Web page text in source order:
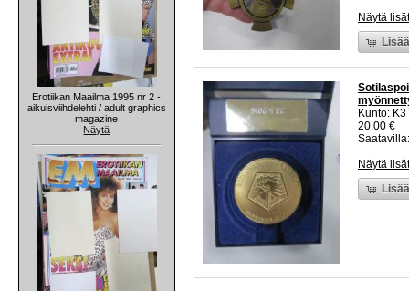
Erotiikan Maailma 1995 nr 2 -
aikuisviihdelehti / adult graphics
magazine
Näytä
Näytä
Kunto:
20.00 €
Näytä